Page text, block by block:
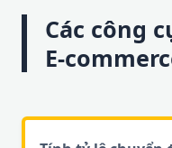
Các công
E-